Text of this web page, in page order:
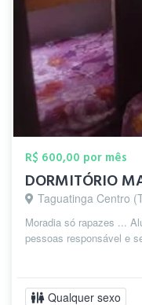
R$ 600,00 por mês
Taguatinga Centro
Moradia só rapazes ...
pessoas responsável e
Qualquer sexo